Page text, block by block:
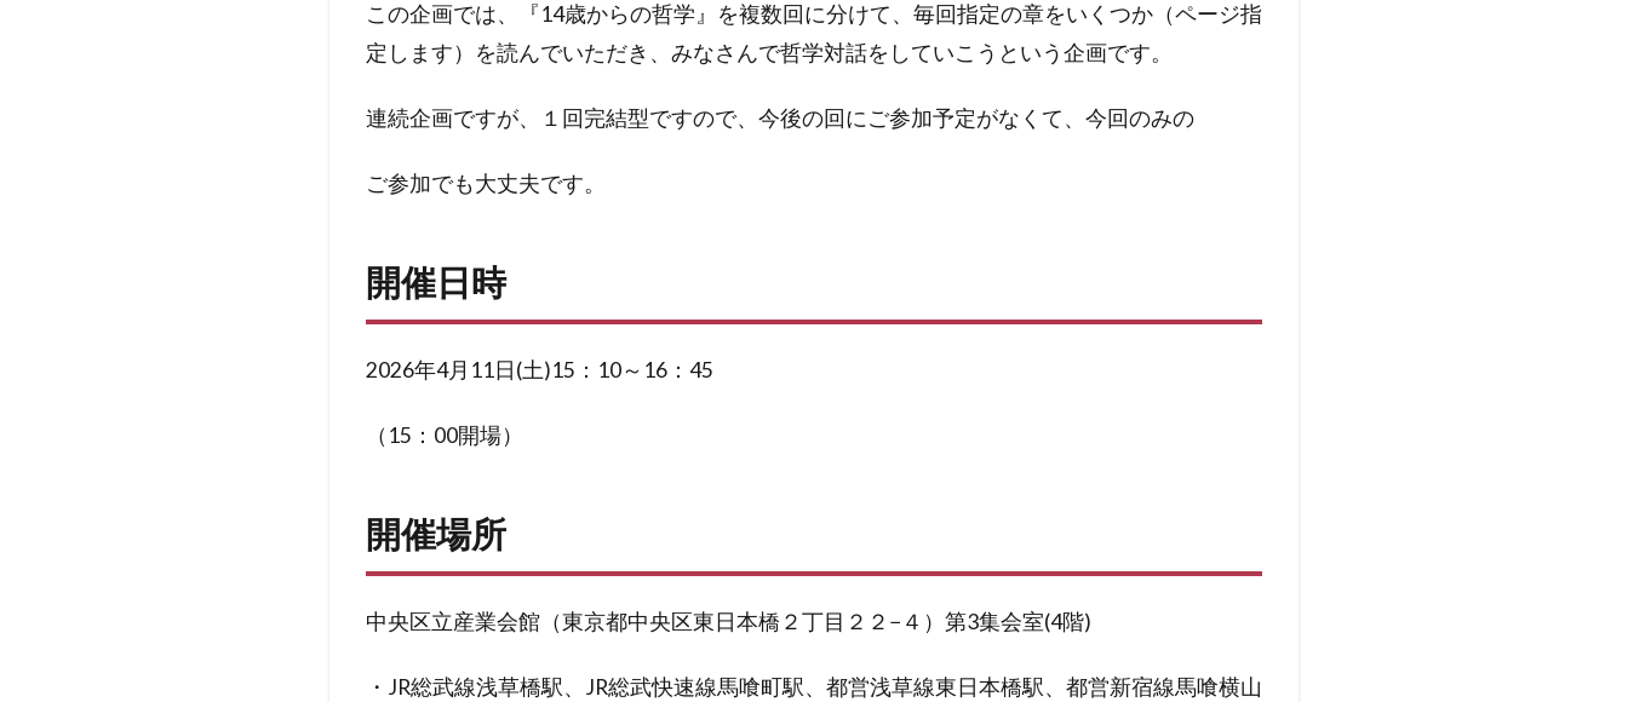
この企画では、『14歳からの哲学』を複数回に分けて、毎回指定の章をいくつか（ページ指
定します）を読んでいただき、みなさんで哲学対話をしていこうという企画です。
連続企画ですが、１回完結型ですので、今後の回にご参加予定がなくて、今回のみの
ご参加でも大丈夫です。
開催日時
2026年4月11日(土)15：10～16：45
（15：00開場）
開催場所
中央区立産業会館（東京都中央区東日本橋２丁目２２−４）第3集会室(4階)
・JR総武線浅草橋駅、JR総武快速線馬喰町駅、都営浅草線東日本橋駅、都営新宿線馬喰横山